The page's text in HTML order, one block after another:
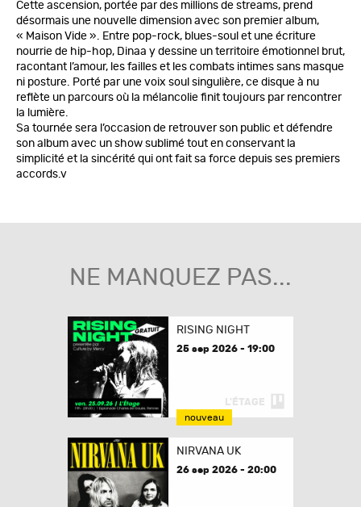
Cette ascension, portée par des millions de streams, prend
désormais une nouvelle dimension avec son premier album,
« Maison Vide ». Entre pop-rock, blues-soul et une écriture
nourrie de hip-hop, Dinaa y dessine un territoire émotionnel brut,
racontant l’amour, les failles et les combats intimes sans masque
ni posture. Porté par une voix soul singulière, ce disque à nu
reflète un parcours où la mélancolie finit toujours par rencontrer
la lumière.
Sa tournée sera l’occasion de retrouver son public et défendre
son album avec un show sublimé tout en conservant la
simplicité et la sincérité qui ont fait sa force depuis ses premiers
accords.v
NE MANQUEZ PAS...
RISING NIGHT
25 sep 2026 - 19:00
L'ÉTAGE
nouveau
NIRVANA UK
26 sep 2026 - 20:00